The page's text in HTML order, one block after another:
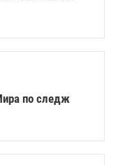
по следж